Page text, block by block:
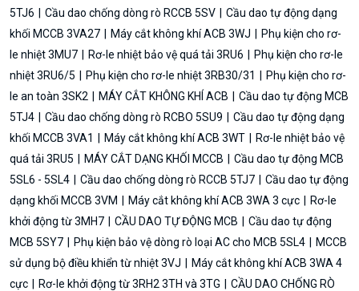
5TJ6
Cầu dao chống dòng rò RCCB 5SV
Cầu dao tự động dạng
khối MCCB 3VA27
Máy cắt không khí ACB 3WJ
Phụ kiện cho rơ-
le nhiệt 3MU7
Rơ-le nhiệt bảo vệ quá tải 3RU6
Phụ kiện cho rơ-le
nhiệt 3RU6/5
Phụ kiện cho rơ-le nhiệt 3RB30/31
Phụ kiện cho rơ-
le an toàn 3SK2
MÁY CẮT KHÔNG KHÍ ACB
Cầu dao tự động MCB
5TJ4
Cầu dao chống dòng rò RCBO 5SU9
Cầu dao tự động dạng
khối MCCB 3VA1
Máy cắt không khí ACB 3WT
Rơ-le nhiệt bảo vệ
quá tải 3RU5
MÁY CẮT DẠNG KHỐI MCCB
Cầu dao tự động MCB
5SL6 - 5SL4
Cầu dao chống dòng rò RCCB 5TJ7
Cầu dao tự động
dạng khối MCCB 3VM
Máy cắt không khí ACB 3WA 3 cực
Rơ-le
khởi động từ 3MH7
CẦU DAO TỰ ĐỘNG MCB
Cầu dao tự động
MCB 5SY7
Phụ kiện bảo vệ dòng rò loại AC cho MCB 5SL4
MCCB
sử dụng bộ điều khiển từ nhiệt 3VJ
Máy cắt không khí ACB 3WA 4
cực
Rơ-le khởi động từ 3RH2 3TH và 3TG
CẦU DAO CHỐNG RÒ